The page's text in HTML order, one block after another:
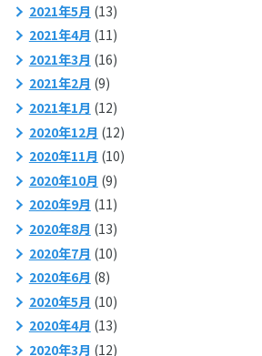
2021年5月 (13)
2021年4月 (11)
2021年3月 (16)
2021年2月 (9)
2021年1月 (12)
2020年12月 (12)
2020年11月 (10)
2020年10月 (9)
2020年9月 (11)
2020年8月 (13)
2020年7月 (10)
2020年6月 (8)
2020年5月 (10)
2020年4月 (13)
2020年3月 (12)